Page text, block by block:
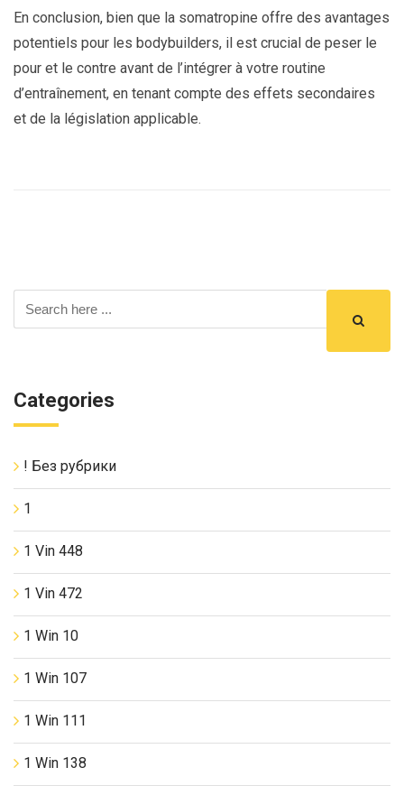
En conclusion, bien que la somatropine offre des avantages
potentiels pour les bodybuilders, il est crucial de peser le
pour et le contre avant de l’intégrer à votre routine
d’entraînement, en tenant compte des effets secondaires
et de la législation applicable.
Categories
! Без рубрики
1
1 Vin 448
1 Vin 472
1 Win 10
1 Win 107
1 Win 111
1 Win 138